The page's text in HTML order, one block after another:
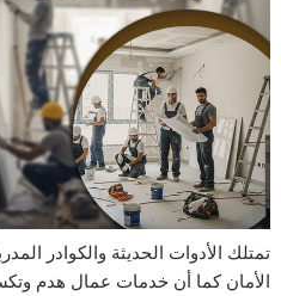
تمتلك الأدوات الحديثة والكوادر
الأمان كما أن خدمات عمال هدم